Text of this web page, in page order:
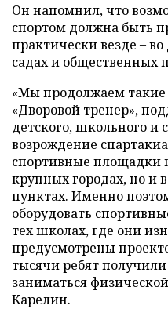
Он напомнил, что
спортом должна быть
практически везде –
садах и общественных
«Мы продолжаем
«Дворовой тренер»,
детского, школьного и
возрождение
спортивные площадки
крупных городах, но и
пунктах. Именно
оборудовать
тех школах, где они
предусмотрены
тысячи ребят
заниматься
Карелин.